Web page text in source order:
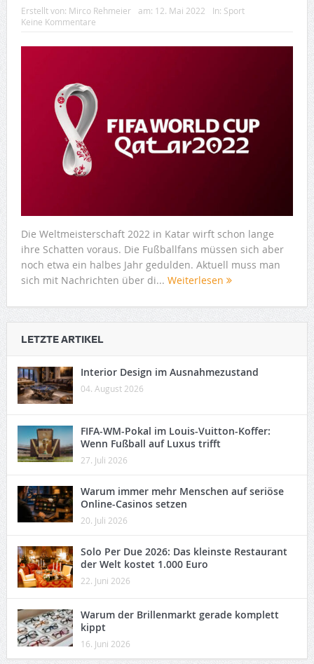
Erstellt von: Mirco Rehmeier am: 12. Mai 2022 In: Sport
Keine Kommentare
Die Weltmeisterschaft 2022 in Katar wirft schon lange
ihre Schatten voraus. Die Fußballfans müssen sich aber
noch etwa ein halbes Jahr gedulden. Aktuell muss man
sich mit Nachrichten über di... Weiterlesen
LETZTE ARTIKEL
Interior Design im Ausnahmezustand
04. August 2026
FIFA-WM-Pokal im Louis-Vuitton-Koffer:
Wenn Fußball auf Luxus trifft
27. Juli 2026
Warum immer mehr Menschen auf seriöse
Online-Casinos setzen
20. Juli 2026
Solo Per Due 2026: Das kleinste Restaurant
der Welt kostet 1.000 Euro
22. Juni 2026
Warum der Brillenmarkt gerade komplett
kippt
16. Juni 2026